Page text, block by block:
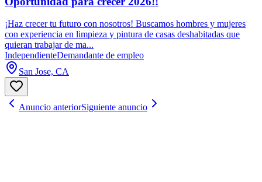
¡Haz crecer tu futuro con nosotros! Buscamos hombres y mujeres
con experiencia en limpieza y pintura de casas deshabitadas que
quieran trabajar de ma...
IndependienteDemandante de empleo
San Jose, CA
Anuncio anteriorSiguiente anuncio